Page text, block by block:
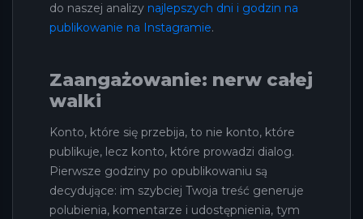
do naszej analizy najlepszych dni i godzin na
publikowanie na Instagramie.
Zaangażowanie: nerw całej
walki
Konto, które się przebija, to nie konto, które
publikuje, lecz konto, które prowadzi dialog.
Pierwsze godziny po opublikowaniu są
decydujące: im szybciej Twoja treść generuje
polubienia, komentarze i udostępnienia, tym